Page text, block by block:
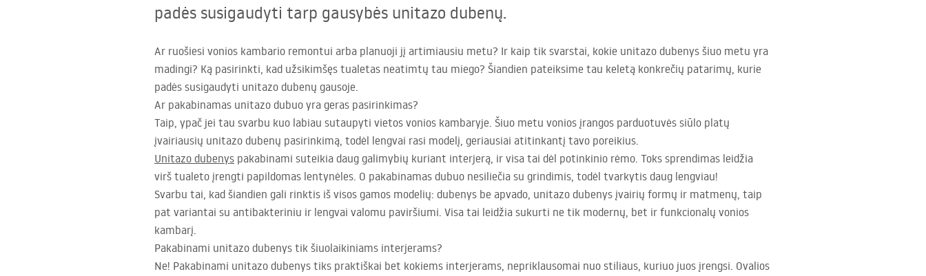
Vonios aksesuarai ir baldai
padės susigaudyti tarp gausybės unitazo dubenų.
Ar ruošiesi vonios kambario remontui arba planuoji jį artimiausiu metu? Ir kaip tik svarstai, kokie unitazo dubenys šiuo metu yra
madingi? Ką pasirinkti, kad užsikimšęs tualetas neatimtų tau miego? Šiandien pateiksime tau keletą konkrečių patarimų, kurie
padės susigaudyti unitazo dubenų gausoje.
Ar pakabinamas unitazo dubuo yra geras pasirinkimas?
Taip, ypač jei tau svarbu kuo labiau sutaupyti vietos vonios kambaryje. Šiuo metu vonios įrangos parduotuvės siūlo platų
įvairiausių unitazo dubenų pasirinkimą, todėl lengvai rasi modelį, geriausiai atitinkantį tavo poreikius.
Unitazo dubenys pakabinami suteikia daug galimybių kuriant interjerą, ir visa tai dėl potinkinio rėmo. Toks sprendimas leidžia
virš tualeto įrengti papildomas lentynėles. O pakabinamas dubuo nesiliečia su grindimis, todėl tvarkytis daug lengviau!
Svarbu tai, kad šiandien gali rinktis iš visos gamos modelių: dubenys be apvado, unitazo dubenys įvairių formų ir matmenų, taip
pat variantai su antibakteriniu ir lengvai valomu paviršiumi. Visa tai leidžia sukurti ne tik modernų, bet ir funkcionalų vonios
kambarį.
Pakabinami unitazo dubenys tik šiuolaikiniams interjerams?
Ne! Pakabinami unitazo dubenys tiks praktiškai bet kokiems interjerams, nepriklausomai nuo stiliaus, kuriuo juos įrengsi. Ovalios